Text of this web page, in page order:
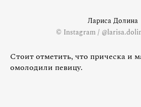
Лариса Долина
© Instagram /
Стоит отметить, что прическа и
омолодили певицу.